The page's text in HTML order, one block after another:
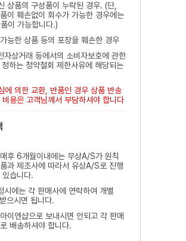
상품의 구성품이 누락된 경우. (단,
이 훼손없이 회수가 가능한 경우에는
이 가능합니다.)
능한 상품 등의 포장을 훼손한 경우
자상거래 등에서의 소비자보호에 관한
하는 청약철회 제한사유에 해당되는
에 의한 교환, 반품인 경우 상품 반송
비용은 고객님께서 부담하셔야 합니다
후 6개월이내에는 무상A/S가 원칙
과 제조사에 따라서 유상A/S로 진행
있습니다.
시에는 각 판매사에 연락하여 개별
으시면 됩니다.
이엔샵으로 보내시면 안되고 각 판매
배송하셔야 합니다.